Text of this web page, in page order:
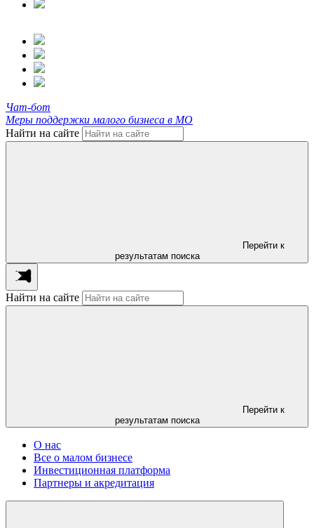
Чат-бот
Меры поддержки малого бизнеса в МО
Найти на сайте
Перейти к
результатам поиска
Найти на сайте
Перейти к
результатам поиска
О нас
Все о малом бизнесе
Инвестиционная платформа
Партнеры и акредитация